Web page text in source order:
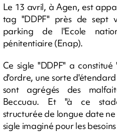
Le 13 avril, à Agen, est
tag "DDPF" près de sept
parking de l'Ecole
pénitentiaire (Enap).
Ce sigle "DDPF" a
d'ordre, une sorte
sont agrégés des
Beccuau. Et "à ce
structurée de longue date
sigle imaginé pour les